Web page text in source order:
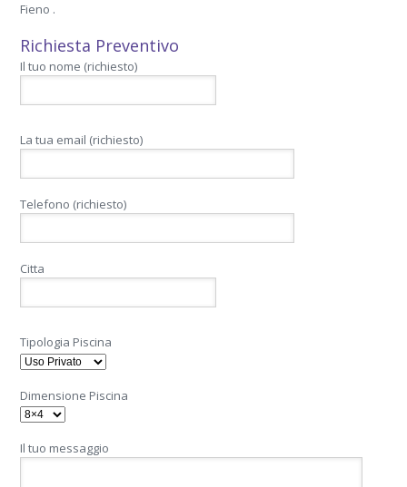
Fieno .
Richiesta Preventivo
Il tuo nome (richiesto)
La tua email (richiesto)
Telefono (richiesto)
Citta
Tipologia Piscina
Dimensione Piscina
Il tuo messaggio